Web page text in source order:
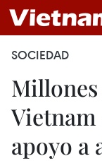
SOCIEDAD
Vietnam
apoyo a